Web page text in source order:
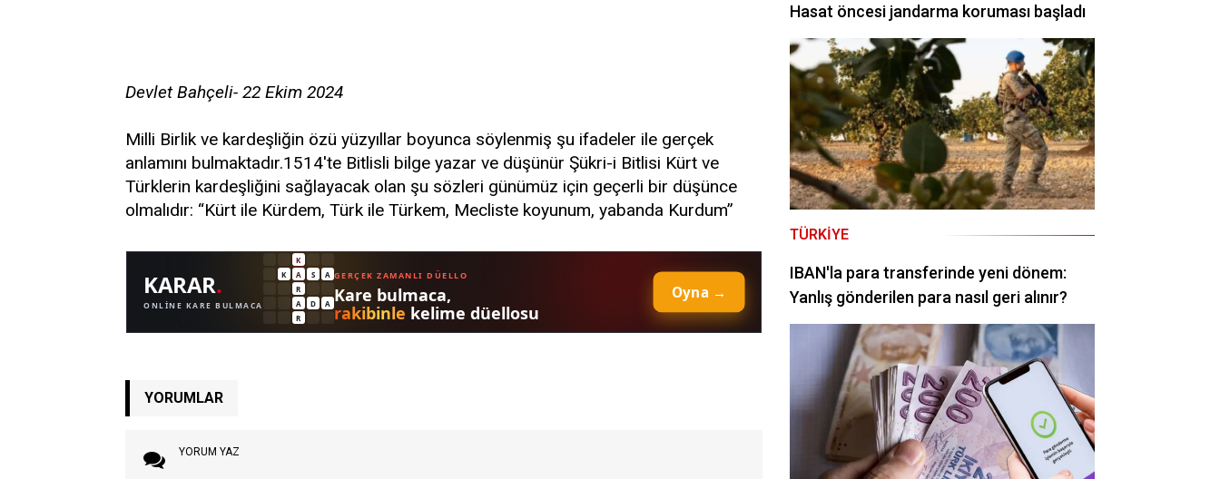
Devlet Bahçeli- 22 Ekim 2024
Milli Birlik ve kardeşliğin özü yüzyıllar boyunca söylenmiş şu ifadeler ile gerçek
anlamını bulmaktadır.1514'te Bitlisli bilge yazar ve düşünür Şükri-i Bitlisi Kürt ve
Türklerin kardeşliğini sağlayacak olan şu sözleri günümüz için geçerli bir düşünce
olmalıdır: “Kürt ile Kürdem, Türk ile Türkem, Mecliste koyunum, yabanda Kurdum”
YORUMLAR
YORUM YAZ
Hasat öncesi jandarma koruması başladı
TÜRKIYE
IBAN'la para transferinde yeni dönem:
Yanlış gönderilen para nasıl geri alınır?